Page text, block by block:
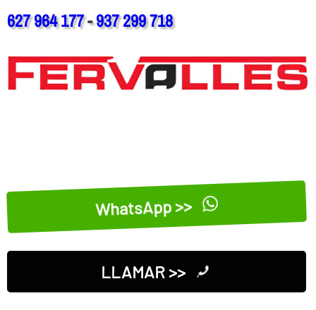
627 964 177-937 299 718
WhatsApp >>
LLAMAR >>